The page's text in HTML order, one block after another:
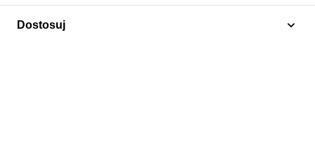
Polecamy
Dostosuj